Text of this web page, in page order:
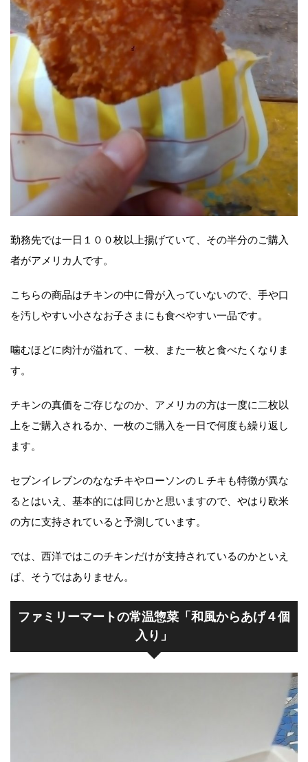
勤務先では一日１００枚以上揚げていて、その半分のご購入
者がアメリカ人です。
こちらの商品はチキンの中に骨が入っていないので、手や口
を汚しやすい小さなお子さまにも食べやすい一品です。
噛むほどに肉汁が溢れて、一枚、また一枚と食べたくなりま
す。
チキンの真価をご存じなのか、アメリカの方は一度に二枚以
上をご購入されるか、一枚のご購入を一日で何度も繰り返し
ます。
セブンイレブンのななチキやローソンのＬチキも特徴が異な
るとはいえ、基本的には同じかと思いますので、やはり欧米
の方に支持されていると予測しています。
では、西洋ではこのチキンだけが支持されているのかといえ
ば、そうではありません。
ファミリーマートの常温惣菜「和風からあげ４個
入り」